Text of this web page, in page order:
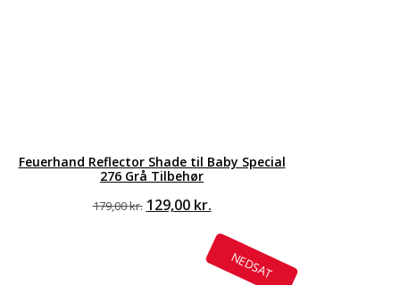
Feuerhand Reflector Shade til Baby Special
276 Grå Tilbehør
179,00kr. Den
179,00 kr..
129,00 kr.Den
pris
er:
129,00 kr..
NEDSAT